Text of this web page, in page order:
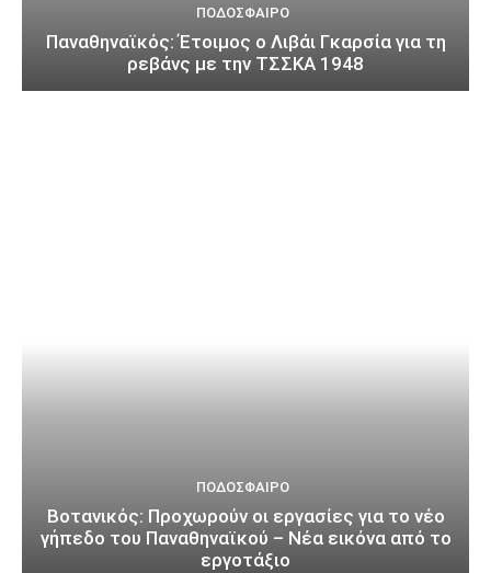
ΠΟΔΌΣΦΑΙΡΟ
Παναθηναϊκός: Έτοιμος ο Λιβάι Γκαρσία για τη
ρεβάνς με την ΤΣΣΚΑ 1948
ΠΟΔΌΣΦΑΙΡΟ
Βοτανικός: Προχωρούν οι εργασίες για το νέο
γήπεδο του Παναθηναϊκού – Νέα εικόνα από το
εργοτάξιο